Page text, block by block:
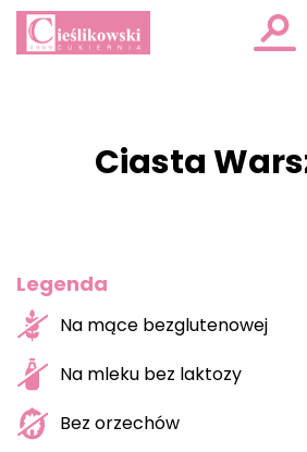
Ciasta
Legenda
Na mące bezglutenowej
Na mleku bez laktozy
Bez orzechów